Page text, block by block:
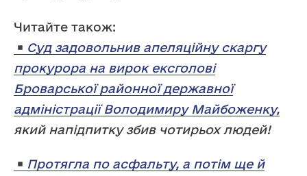
Читайте також:
Суд задовольнив апеляційну скаргу
прокурора на вирок ексголові
Броварської районної державної
адміністрації Володимиру Майбоженку,
який напідпитку збив чотирьох людей!
Протягла по асфальту, а потім ще й